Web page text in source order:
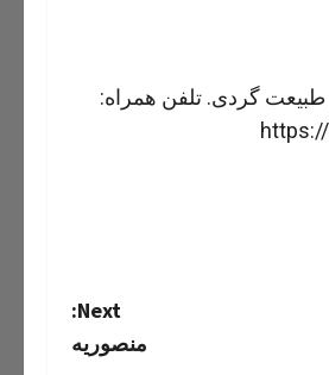
طبیعت گردی. تلفن همراه:
Next:
منصوریه